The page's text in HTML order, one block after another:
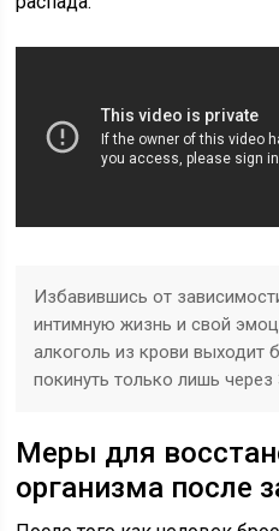
Избавившись от
интимную жизнь и свой
алкоголь из крови выходит
покинуть только лишь через
Меры для
организма после